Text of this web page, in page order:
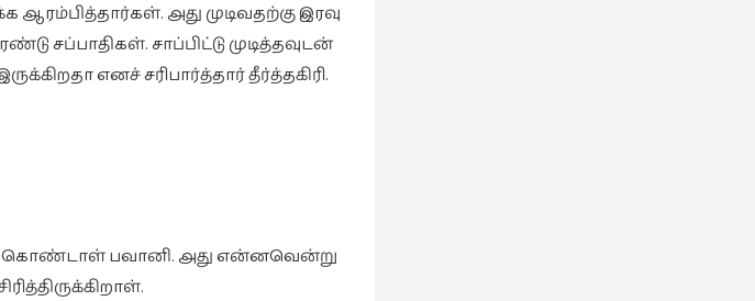
அது முடிவதற்கு இரவு
சப்பாதிகள். சாப்பிட்டு முடித்தவுடன்
எனச் சரிபார்த்தார் தீர்த்தகிரி.
கொண்டாள் பவானி. அது என்னவென்று